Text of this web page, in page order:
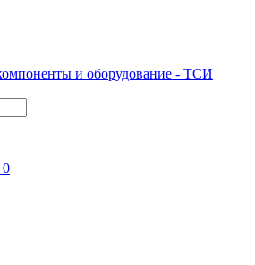
0